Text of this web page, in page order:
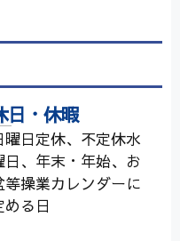
日・休暇
曜日定休、不定休水
日、年末・年始、お
等操業カレンダーに
める日